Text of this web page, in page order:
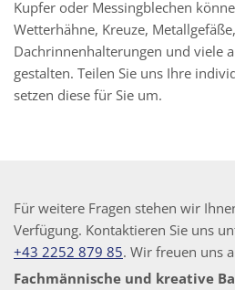
Kupfer oder Messingblechen
Wetterhähne, Kreuze,
Dachrinnenhalterungen und viele
gestalten. Teilen Sie uns Ihre
setzen diese für Sie um.
Für weitere Fragen stehen wir
Verfügung. Kontaktieren Sie uns
+43 2252 879 85. Wir freuen uns
Fachmännische und kreative